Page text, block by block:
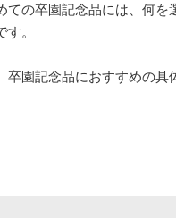
の卒園記念品には、何
。
園記念品におすすめの